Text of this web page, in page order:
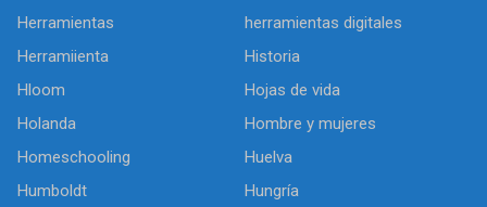
Herramientas
herramientas digitales
Herramiienta
Historia
Hloom
Hojas de vida
Holanda
Hombre y mujeres
Homeschooling
Huelva
Humboldt
Hungría